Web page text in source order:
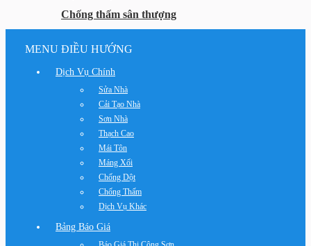
Chống thấm sân thượng
MENU ĐIỀU HƯỚNG
Dịch Vụ Chính
Sửa Nhà
Cải Tạo Nhà
Sơn Nhà
Thạch Cao
Mái Tôn
Máng Xối
Chống Dột
Chống Thấm
Dịch Vụ Khác
Bảng Báo Giá